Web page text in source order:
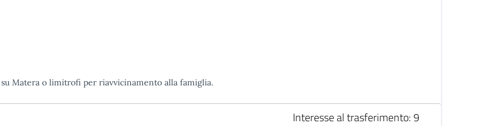
Matera o limitrofi per riavvicinamento alla famiglia.
Interesse al trasferimento: 9